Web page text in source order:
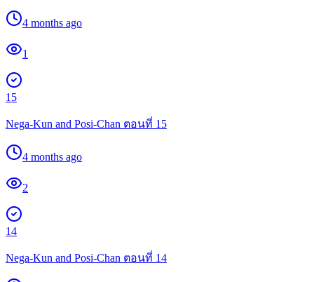
4 months ago
1
15
Nega-Kun and Posi-Chan ตอนที่ 15
4 months ago
2
14
Nega-Kun and Posi-Chan ตอนที่ 14